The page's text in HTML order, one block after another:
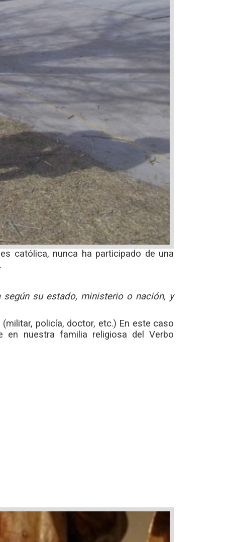
católica, nunca ha participado de una
su estado, ministerio o nación, y
policía, doctor, etc.) En este caso
en nuestra familia religiosa del Verbo